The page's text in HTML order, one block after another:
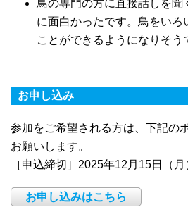
鳥の専門の方に直接話しを聞
に面白かったです。鳥をいろ
ことができるようになりそう
お申し込み
参加をご希望される方は、下記の
お願いします。
［申込締切］2025年12月15日（
お申し込みはこちら